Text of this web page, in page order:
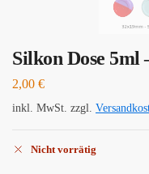
Silkon Dose 5ml
2,00 €
inkl. MwSt. zzgl.
Nicht vorrätig